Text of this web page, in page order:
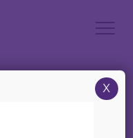
pluridisciplinaire
X